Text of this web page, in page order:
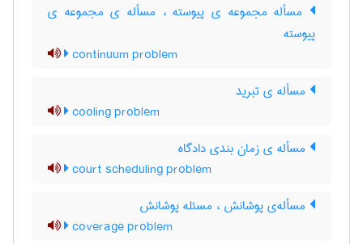
مسأله مجموعه ی پیوسته ، مسأله ی مجموعه ی
پیوسته
continuum problem
مسأله ی تبرید
cooling problem
مسأله ی زمان بندی دادگاه
court scheduling problem
مسأله‌ی پوشانش ، مسئله پوشانش
coverage problem